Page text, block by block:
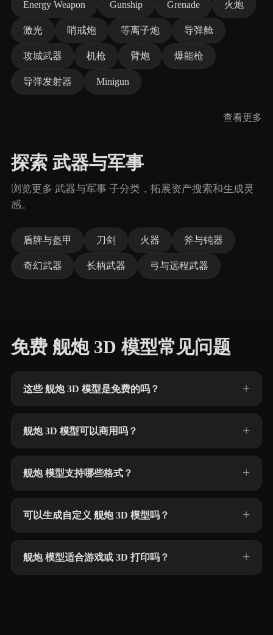
Energy Weapon Gunship Grenade 火炮
激光 哨戒炮 等离子炮 导弹舱
攻城武器 机枪 臂炮 爆能枪
导弹发射器 Minigun
查看更多
探索 武器与军事
浏览更多 武器与军事 子分类，拓展资产搜索和生成灵
感。
盾牌与盔甲 刀剑 火器 斧与钝器
奇幻武器 长柄武器 弓与远程武器
免费 舰炮 3D 模型常见问题
这些 舰炮 3D 模型是免费的吗？
舰炮 3D 模型可以商用吗？
舰炮 模型支持哪些格式？
可以生成自定义 舰炮 3D 模型吗？
舰炮 模型适合游戏或 3D 打印吗？